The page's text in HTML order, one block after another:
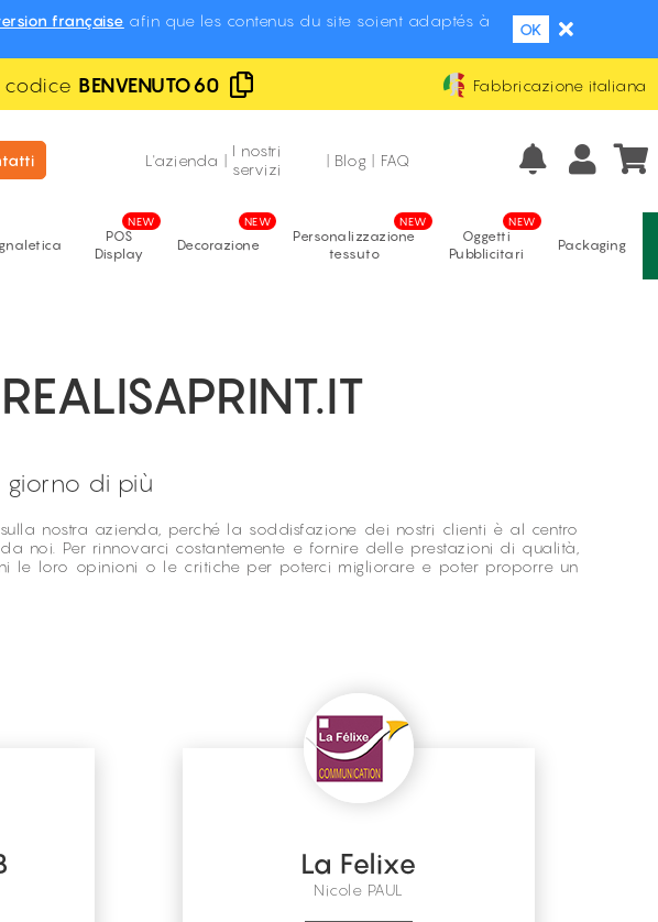
française afin que les contenus du site soient adaptés à
OK
BENVENUTO60
Fabbricazione italiana
Prezzi più bassi d'Italia
Eccellente recensioni verificate
L'azienda | I nostri
servizi
| Blog | FAQ
POS
Display
Decorazione
Personalizzazione
tessuto
Oggetti
Pubblicitari
Packaging
giorno di più
nostra azienda, perché la soddisfazione dei nostri clienti è al centro
noi. Per rinnovarci costantemente e fornire delle prestazioni di qualità,
le loro opinioni o le critiche per poterci migliorare e poter proporre un
La Felixe
Nicole PAUL